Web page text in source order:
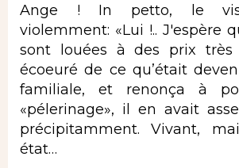
Ange ! In petto, le
violemment: «Lui !.. J'espère
sont louées à des prix très
écoeuré de ce qu’était
familiale, et renonça à
«pélerinage», il en avait
précipitamment. Vivant,
état…